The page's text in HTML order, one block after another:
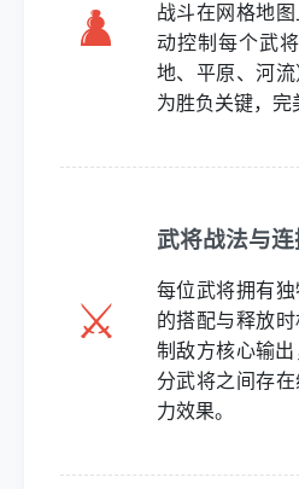
♟️
战斗在网格地
动控制每个武
地、平原、河
为胜负关键，完
⚔️
武将战法与连
每位武将拥有
的搭配与释放
制敌方核心输
分武将之间存
力效果。